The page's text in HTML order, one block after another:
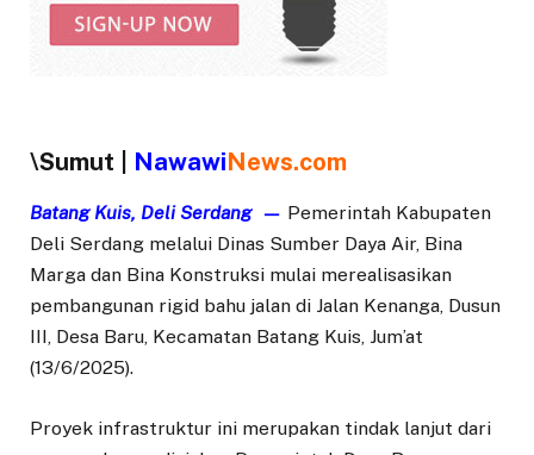
\Sumut | NawawiNews.com
Batang Kuis, Deli Serdang — Pemerintah Kabupaten
Deli Serdang melalui Dinas Sumber Daya Air, Bina
Marga dan Bina Konstruksi mulai merealisasikan
pembangunan rigid bahu jalan di Jalan Kenanga, Dusun
III, Desa Baru, Kecamatan Batang Kuis, Jum’at
(13/6/2025).
Proyek infrastruktur ini merupakan tindak lanjut dari